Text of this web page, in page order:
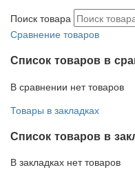
Поиск товара
Сравнение товаров
Список товаров в
В сравнении нет товаров
Товары в закладках
Список товаров в
В закладках нет товаров